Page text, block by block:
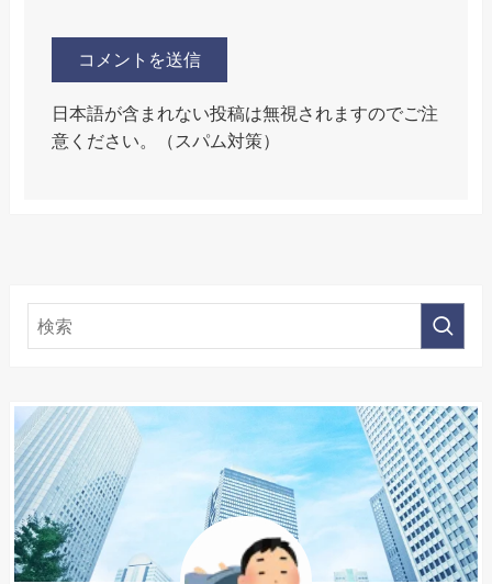
日本語が含まれない投稿は無視されますのでご注
意ください。（スパム対策）